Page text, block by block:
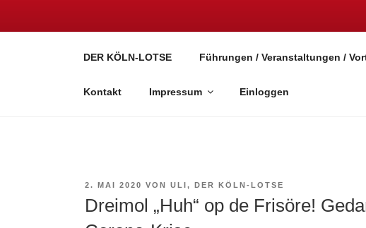
DER KÖLN-LOTSE
DER KÖLN-LOTSE Führungen / Veranstaltungen /
Kontakt Impressum Einloggen
VERÖFFENTLICHT
2. MAI 2020 VON ULI, DER KÖLN-LOTSE
Dreimol „Huh“ op de Frisöre!